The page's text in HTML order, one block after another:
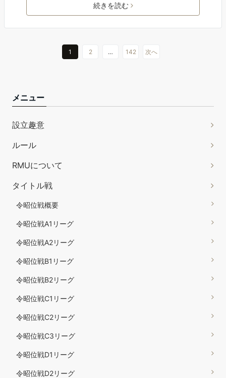
続きを読む
1 2 … 142 次へ
メニュー
設立趣意
ルール
RMUについて
タイトル戦
令昭位戦概要
令昭位戦A1リーグ
令昭位戦A2リーグ
令昭位戦B1リーグ
令昭位戦B2リーグ
令昭位戦C1リーグ
令昭位戦C2リーグ
令昭位戦C3リーグ
令昭位戦D1リーグ
令昭位戦D2リーグ